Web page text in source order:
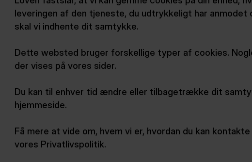
leveringen af den tjeneste, du udtrykkeligt har
skal vi indhente dit samtykke.
Dette websted bruger forskellige typer af cookies.
der vises på vores sider.
Du kan til enhver tid ændre eller tilbagetrække dit
hjemmeside.
Få mere at vide om, hvem vi er, hvordan du kan
vores Privatlivspolitik.